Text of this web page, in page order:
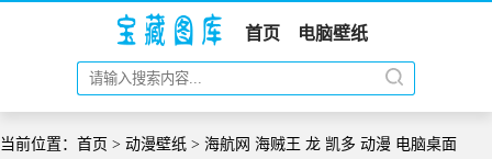
首页 电脑壁纸
当前位置： 首页 > 动漫壁纸 > 海航网 海贼王 龙 凯多 动漫 电脑桌面